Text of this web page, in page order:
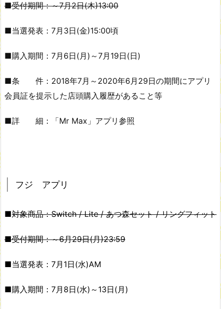
■受付期間：～7月2日(木)13:00
■当選発表：7月3日(金)15:00頃
■購入期間：7月6日(月)～7月19日(日)
■条 件：2018年7月～2020年6月29日の期間にアプリ
会員証を提示した店頭購入履歴があること等
■詳 細：「Mr Max」アプリ参照
フジ アプリ
■対象商品：Switch / Lite / あつ森セット / リングフィット
■受付期間：～6月29日(月)23:59
■当選発表：7月1日(水)AM
■購入期間：7月8日(水)～13日(月)